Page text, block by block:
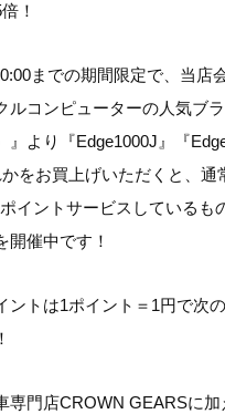
！
までの期間限定で、当店
ルコンピューターの人気ブ
』より『Edge1000J』『
をお買上げいただくと、通
イントサービスしているも
開催中です！
ントは1ポイント＝1円で次
専門店CROWN GEARSに